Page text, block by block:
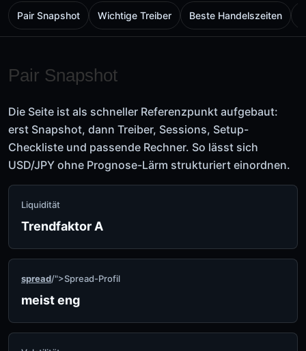
Pair Snapshot Wichtige Treiber Beste Handelszeiten
Pair Snapshot
Die Seite ist als schneller Referenzpunkt aufgebaut:
erst Snapshot, dann Treiber, Sessions, Setup-
Checkliste und passende Rechner. So lässt sich
USD/JPY ohne Prognose-Lärm strukturiert einordnen.
Liquidität
Trendfaktor A
spread/">Spread-Profil
meist eng